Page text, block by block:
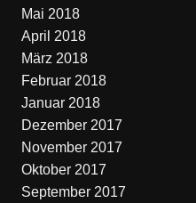
Mai 2018
April 2018
März 2018
Februar 2018
Januar 2018
Dezember 2017
November 2017
Oktober 2017
September 2017